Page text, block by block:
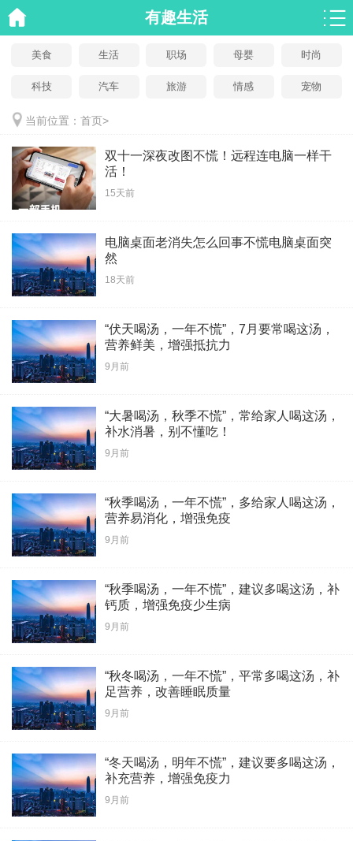
有趣生活
美食 生活 职场 母婴 时尚
科技 汽车 旅游 情感 宠物
当前位置： 首页>
双十一深夜改图不慌！远程连电脑一样干
活！
15天前
电脑桌面老消失怎么回事不慌电脑桌面突
然
18天前
“伏天喝汤，一年不慌”，7月要常喝这汤，
营养鲜美，增强抵抗力
9月前
“大暑喝汤，秋季不慌”，常给家人喝这汤，
补水消暑，别不懂吃！
9月前
“秋季喝汤，一年不慌”，多给家人喝这汤，
营养易消化，增强免疫
9月前
“秋季喝汤，一年不慌”，建议多喝这汤，补
钙质，增强免疫少生病
9月前
“秋冬喝汤，一年不慌”，平常多喝这汤，补
足营养，改善睡眠质量
9月前
“冬天喝汤，明年不慌”，建议要多喝这汤，
补充营养，增强免疫力
9月前